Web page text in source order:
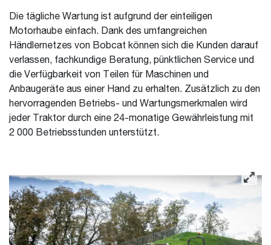
Die tägliche Wartung ist aufgrund der einteiligen
Motorhaube einfach. Dank des umfangreichen
Händlernetzes von Bobcat können sich die Kunden darauf
verlassen, fachkundige Beratung, pünktlichen Service und
die Verfügbarkeit von Teilen für Maschinen und
Anbaugeräte aus einer Hand zu erhalten. Zusätzlich zu den
hervorragenden Betriebs- und Wartungsmerkmalen wird
jeder Traktor durch eine 24-monatige Gewährleistung mit
2 000 Betriebsstunden unterstützt.